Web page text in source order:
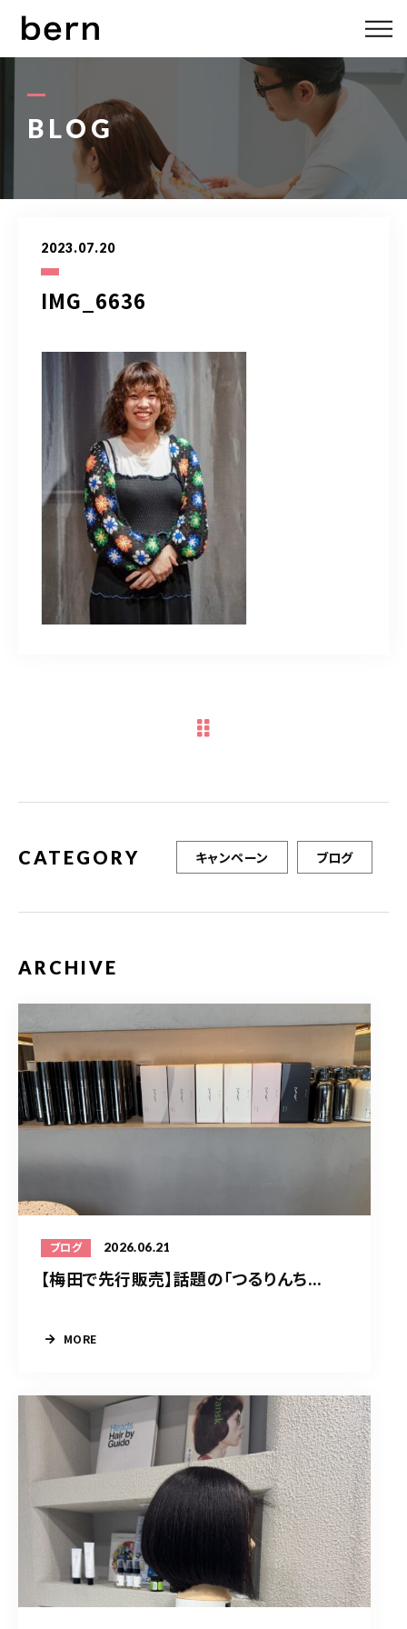
BLOG
2023.07.20
IMG_6636
CATEGORY キャンペーン ブログ
ARCHIVE
ブログ 2026.06.21
【梅田で先行販売】話題の「つるりんち...
MORE
ABOUT US
STYLE
bern 06-6136-6633
TERMINAL bern 06-6136-6633
【金土】10:00〜21:00
ご予約はこちら